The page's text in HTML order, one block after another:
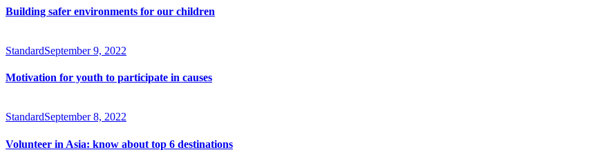
Building safer environments for our children
StandardSeptember 9, 2022
Motivation for youth to participate in causes
StandardSeptember 8, 2022
Volunteer in Asia: know about top 6 destinations